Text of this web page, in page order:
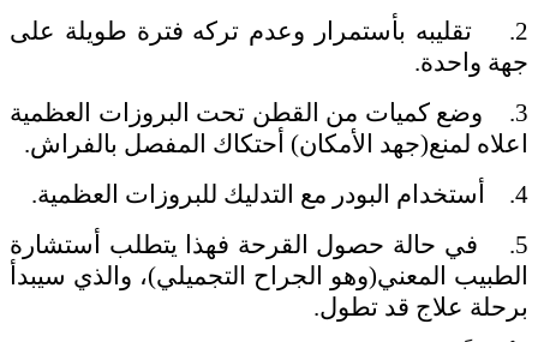
2. تقليبه بأستمرار وعدم تركه فترة طويلة على
جهة واحدة.
3. وضع كميات من القطن تحت البروزات العظمية
اعلاه لمنع(جهد الأمكان) أحتكاك المفصل بالفراش.
4. أستخدام البودر مع التدليك للبروزات العظمية.
5. في حالة حصول القرحة فهذا يتطلب أستشارة
الطبيب المعني(وهو الجراح التجميلي)، والذي سيبدأ
برحلة علاج قد تطول.